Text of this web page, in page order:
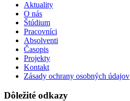
Aktuality
O nás
Štúdium
Pracovníci
Absolventi
Časopis
Projekty
Kontakt
Zásady ochrany osobných údajov
Dôležité odkazy